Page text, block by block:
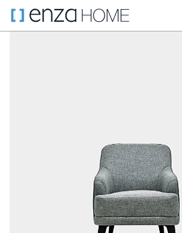
Главная страница Диваны